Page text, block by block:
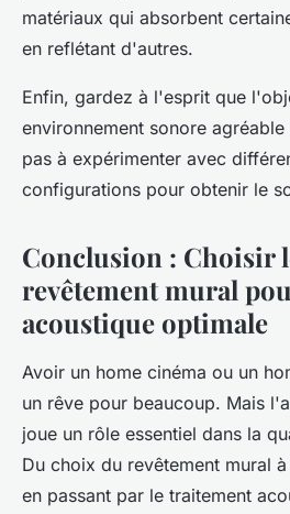
matériaux qui absorbent
en reflétant d'autres.
Enfin, gardez à l'esprit que
environnement sonore
pas à expérimenter avec
configurations pour obtenir le
Conclusion : Choisir
revêtement mural
acoustique optimale
Avoir un home cinéma ou un
un rêve pour beaucoup. Mais
joue un rôle essentiel dans la
Du choix du revêtement mural
en passant par le traitement